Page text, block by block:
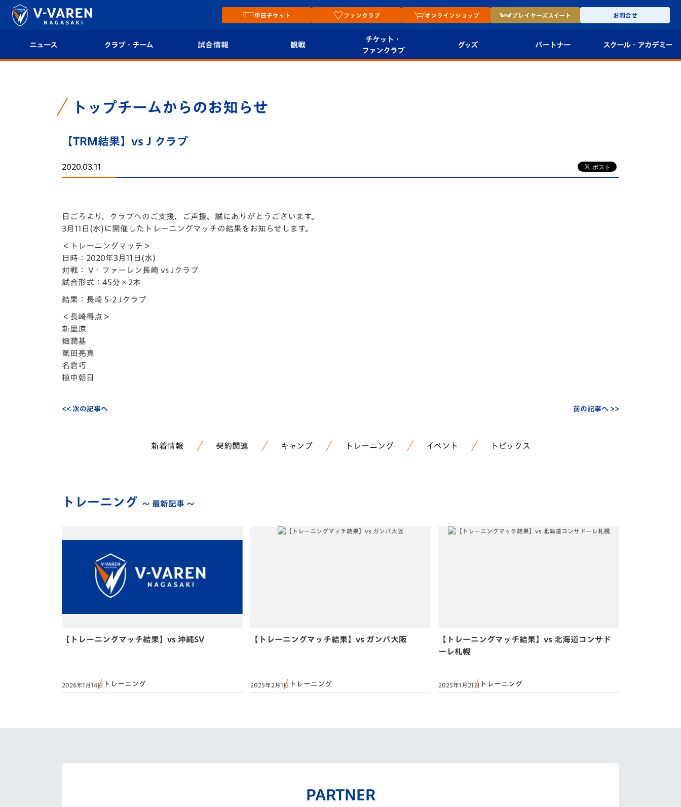
単日チケット ファンクラブ オンラインショップ プレイヤーズスイート お問合せ
ニュース クラブ・チーム
フィロソフィー
選手プロフィール
マスコット紹介
チームスケジュール
クラブハウス（練習
応援メディア
試合情報
フォトギャラリー
観戦
ド
V-EXPRESS（ユニフ
チケット・
ファンクラブ
グッズ パートナー スクール・ アカデミー
スクール
トップチームからのお知らせ
【TRM結果】vsＪクラブ
2020.03.11
日ごろより、クラブへのご支援、ご声援、誠にありがとうございます。
3月11日(水)に開催したトレーニングマッチの結果をお知らせします。
＜トレーニングマッチ＞
日時：2020年3月11日(水)
対戦： V・ファーレン長崎 vs Jクラブ
試合形式：45分×2本
結果：長崎 5-2 Jクラブ
＜長崎得点＞
新里涼
畑潤基
氣田亮真
名倉巧
植中朝日
<< 次の記事へ 前の記事へ >>
新着情報 契約関連 キャンプ トレーニング イベント トピックス
トレーニング ～ 最新記事 ～
【トレーニングマッチ結果】vs 沖縄SV
2026年1月14日 トレーニング
【トレーニングマッチ結果】vs ガンバ大阪
2025年2月1日 トレーニング
【トレーニングマッチ結果】vs 北海道コンサド
ーレ札幌
2025年1月21日 トレーニング
PARTNER